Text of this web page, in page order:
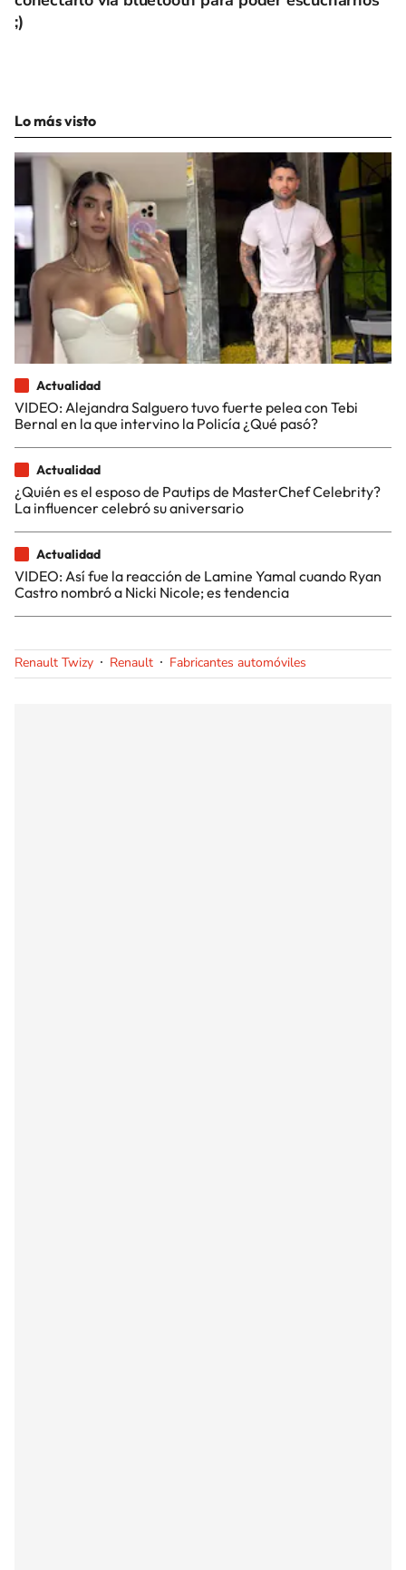
;)
Lo más visto
Actualidad
VIDEO: Alejandra Salguero tuvo fuerte pelea con Tebi
Bernal en la que intervino la Policía ¿Qué pasó?
Actualidad
¿Quién es el esposo de Pautips de MasterChef Celebrity?
La influencer celebró su aniversario
Actualidad
VIDEO: Así fue la reacción de Lamine Yamal cuando Ryan
Castro nombró a Nicki Nicole; es tendencia
Renault Twizy Renault Fabricantes automóviles